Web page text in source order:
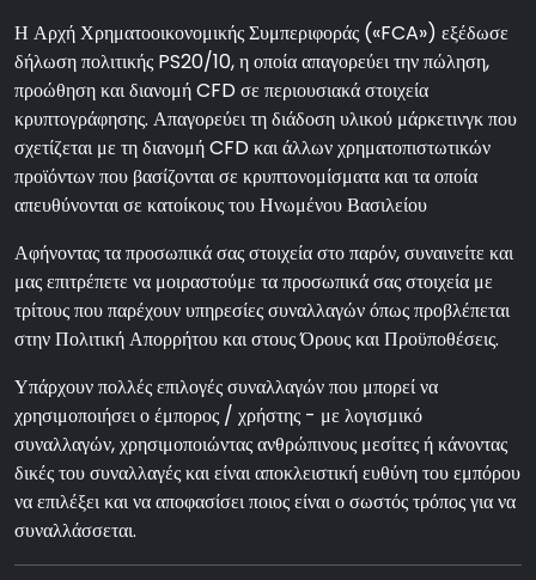
Η Αρχή Χρηματοοικονομικής Συμπεριφοράς («FCA») εξέδωσε
δήλωση πολιτικής PS20/10, η οποία απαγορεύει την πώληση,
προώθηση και διανομή CFD σε περιουσιακά στοιχεία
κρυπτογράφησης. Απαγορεύει τη διάδοση υλικού μάρκετινγκ που
σχετίζεται με τη διανομή CFD και άλλων χρηματοπιστωτικών
προϊόντων που βασίζονται σε κρυπτονομίσματα και τα οποία
απευθύνονται σε κατοίκους του Ηνωμένου Βασιλείου
Αφήνοντας τα προσωπικά σας στοιχεία στο παρόν, συναινείτε και
μας επιτρέπετε να μοιραστούμε τα προσωπικά σας στοιχεία με
τρίτους που παρέχουν υπηρεσίες συναλλαγών όπως προβλέπεται
στην Πολιτική Απορρήτου και στους Όρους και Προϋποθέσεις.
Υπάρχουν πολλές επιλογές συναλλαγών που μπορεί να
χρησιμοποιήσει ο έμπορος / χρήστης - με λογισμικό
συναλλαγών, χρησιμοποιώντας ανθρώπινους μεσίτες ή κάνοντας
δικές του συναλλαγές και είναι αποκλειστική ευθύνη του εμπόρου
να επιλέξει και να αποφασίσει ποιος είναι ο σωστός τρόπος για να
συναλλάσσεται.